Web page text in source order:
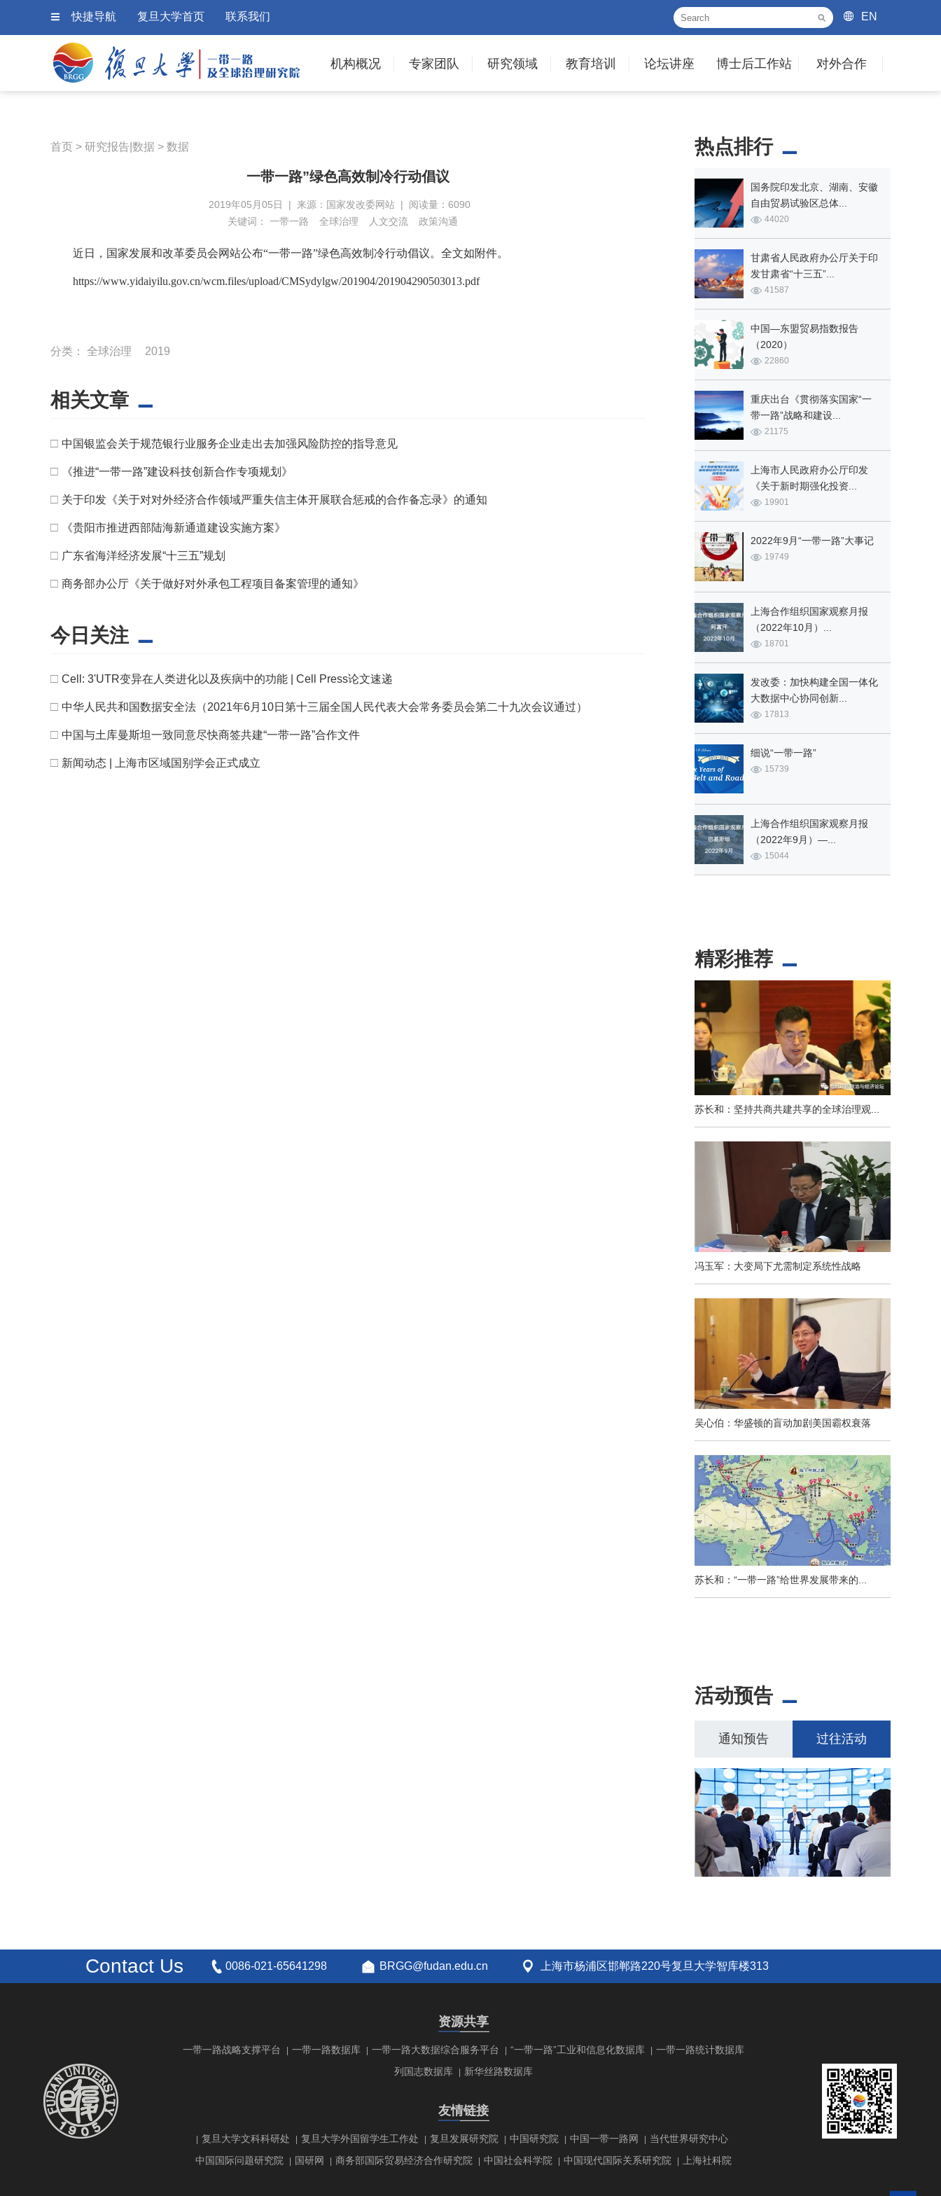
快捷导航 复旦大学首页 联系我们 EN
机构概况 专家团队 研究领域 教育培训 论坛讲座 博士后工作站 对外合作
首页 > 研究报告|数据 > 数据
一带一路”绿色高效制冷行动倡议
2019年05月05日 | 来源：国家发改委网站 | 阅读量：6090
关键词： 一带一路 全球治理 人文交流 政策沟通
近日，国家发展和改革委员会网站公布“一带一路”绿色高效制冷行动倡议。全文如附件。
https://www.yidaiyilu.gov.cn/wcm.files/upload/CMSydylgw/201904/201904290503013.pdf
分类： 全球治理 2019
相关文章
□ 中国银监会关于规范银行业服务企业走出去加强风险防控的指导意见
□ 《推进“一带一路”建设科技创新合作专项规划》
□ 关于印发《关于对对外经济合作领域严重失信主体开展联合惩戒的合作备忘录》的通知
□ 《贵阳市推进西部陆海新通道建设实施方案》
□ 广东省海洋经济发展“十三五”规划
□ 商务部办公厅《关于做好对外承包工程项目备案管理的通知》
今日关注
□ Cell: 3'UTR变异在人类进化以及疾病中的功能 | Cell Press论文速递
□ 中华人民共和国数据安全法（2021年6月10日第十三届全国人民代表大会常务委员会第二十九次会议通过）
□ 中国与土库曼斯坦一致同意尽快商签共建“一带一路”合作文件
□ 新闻动态 | 上海市区域国别学会正式成立
热点排行
国务院印发北京、湖南、安徽
自由贸易试验区总体...
44020
甘肃省人民政府办公厅关于印
发甘肃省“十三五”...
41587
中国—东盟贸易指数报告
（2020）
22860
重庆出台《贯彻落实国家“一
带一路”战略和建设...
21175
上海市人民政府办公厅印发
《关于新时期强化投资...
19901
2022年9月“一带一路”大事记
19749
上海合作组织国家观察月报
（2022年10月）...
18701
发改委：加快构建全国一体化
大数据中心协同创新...
17813
细说“一带一路”
15739
上海合作组织国家观察月报
（2022年9月）—...
15044
精彩推荐
苏长和：坚持共商共建共享的全球治理观...
冯玉军：大变局下尤需制定系统性战略
吴心伯：华盛顿的盲动加剧美国霸权衰落
苏长和：“一带一路”给世界发展带来的...
活动预告
通知预告 过往活动
Contact Us 0086-021-65641298 BRGG@fudan.edu.cn 上海市杨浦区邯郸路220号复旦大学智库楼313
资源共享
一带一路战略支撑平台 一带一路数据库 一带一路大数据综合服务平台 “一带一路”工业和信息化数据库
一带一路统计数据库
列国志数据库
新华丝路数据库
友情链接
复旦大学文科科研处 复旦大学外国留学生工作处 复旦发展研究院 中国研究院 中国一带一路网
当代世界研究中心
中国国际问题研究院
国研网 商务部国际贸易经济合作研究院 中国社会科学院 中国现代国际关系研究院 上海社科院